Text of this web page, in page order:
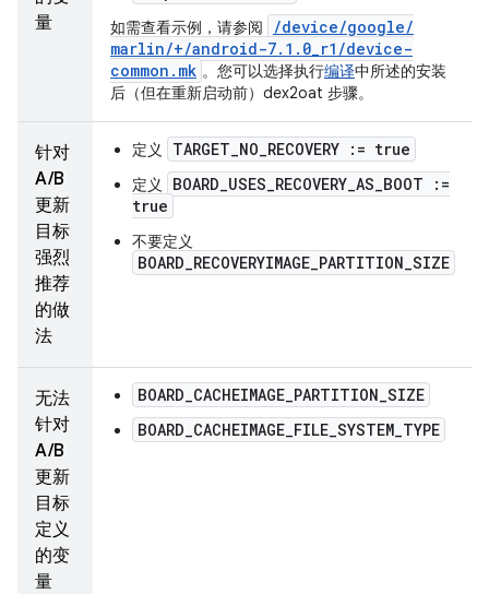
量
如需查看示例，请参阅 /device/google/
marlin/+/android-7. 1 . 0 r1 /device-
common . mk 。您可以选择执行编译中所述的安装
后（但在重新启动前）dex2oat 步骤。
针对
A/B
更新
目标
强烈
推荐
的做
法
定义 TARGET_NO_RECOVERY := true
定义
BOARD_USES_RECOVERY_AS_BOOT :=
true
不要定义
BOARD_RECOVERYIMAGE_PARTITION_SIZE
无法
针对
A/B
更新
目标
定义
的变
量
BOARD_CACHEIMAGE_PARTITION_SIZE
BOARD_CACHEIMAGE_FILE_SYSTEM_TYPE